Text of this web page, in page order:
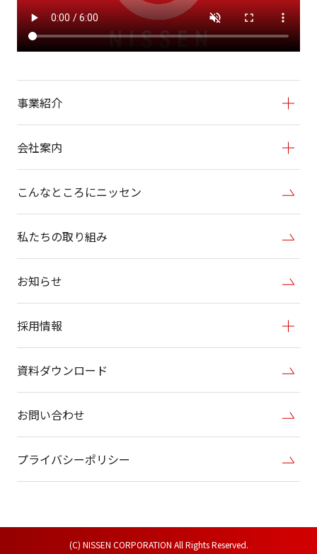
事業紹介
会社案内
こんなところにニッセン
私たちの取り組み
お知らせ
採用情報
資料ダウンロード
お問い合わせ
プライバシーポリシー
(C) NISSEN CORPORATION All Rights Reserved.